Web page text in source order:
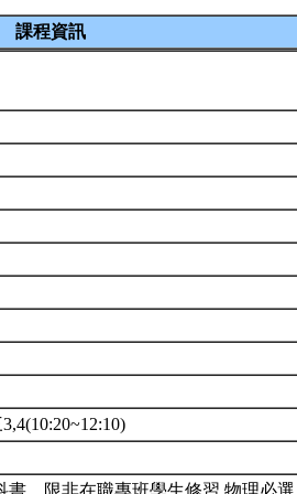
課程資訊
書。限非在職專班學生修習.物理必